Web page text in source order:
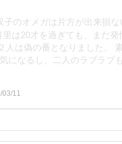
オメガは片方が出来損な
は20才を過ぎても、まだ
は偽の番となりました。
になるし、二人のラブラブ
03/11